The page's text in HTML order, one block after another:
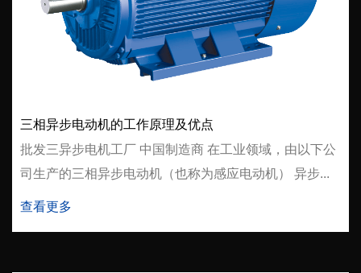
三相异步电动机的工作原理及优点
批发三异步电机工厂 中国制造商 在工业领域，由以下公
司生产的三相异步电动机（也称为感应电动机） 异步...
查看更多